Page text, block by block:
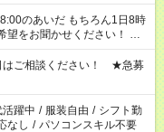
のあいだ もちろん1日8時
をお聞かせください！ ※
はご相談ください！ ★急募
躍中 / 服装自由 / シフト勤
なし / パソコンスキル不要